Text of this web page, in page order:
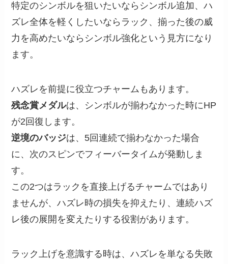
特定のシンボルを狙いたいならシンボル追加、ハ
ズレ全体を軽くしたいならラック、揃った後の威
力を高めたいならシンボル強化という見方になり
ます。
ハズレを前提に役立つチャームもあります。
残念賞メダルは、シンボルが揃わなかった時にHP
が2回復します。
逆境のバッジは、5回連続で揃わなかった場合
に、次のスピンでフィーバータイムが発動しま
す。
この2つはラックを直接上げるチャームではあり
ませんが、ハズレ時の損失を抑えたり、連続ハズ
レ後の展開を変えたりする役割があります。
ラック上げを意識する時は、ハズレを単なる失敗